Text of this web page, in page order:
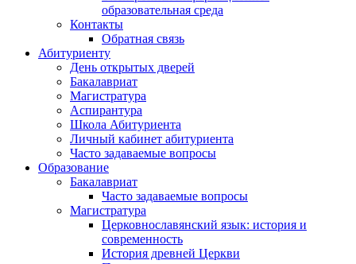
образовательная среда
Контакты
Обратная связь
Абитуриенту
День открытых дверей
Бакалавриат
Магистратура
Аспирантура
Школа Абитуриента
Личный кабинет абитуриента
Часто задаваемые вопросы
Образование
Бакалавриат
Часто задаваемые вопросы
Магистратура
Церковнославянский язык: история и
современность
История древней Церкви